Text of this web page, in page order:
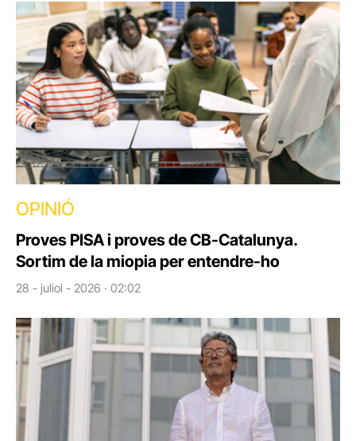
OPINIÓ
Proves PISA i proves de CB-Catalunya.
Sortim de la miopia per entendre-ho
28 - juliol - 2026 · 02:02